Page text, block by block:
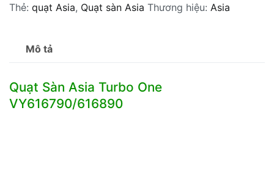
VY616790/616890
Thẻ: quạt Asia, Quạt sàn Asia Thương hiệu: Asia
Mô tả
Quạt Sàn Asia Turbo One
VY616790/616890